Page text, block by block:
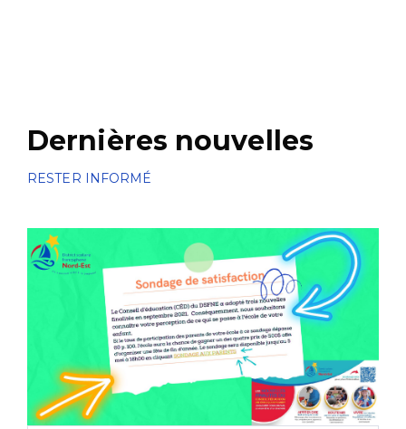
Dernières nouvelles
RESTER INFORMÉ